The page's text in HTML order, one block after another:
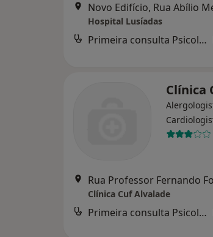
Novo Edifício, Rua Abílio
Hospital Lusíadas
Primeira consulta Psicologia
Clínica
Rua Professor Fernando
Clínica Cuf Alvalade
Primeira consulta Psicologia